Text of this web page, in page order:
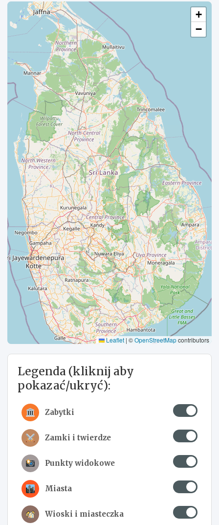
+
−
Leaflet | ©OpenStreetMapcontributors
Legenda (kliknij aby
pokazać/ukryć):
Zabytki
Zamki i twierdze
Punkty widokowe
Miasta
Wioski i miasteczka